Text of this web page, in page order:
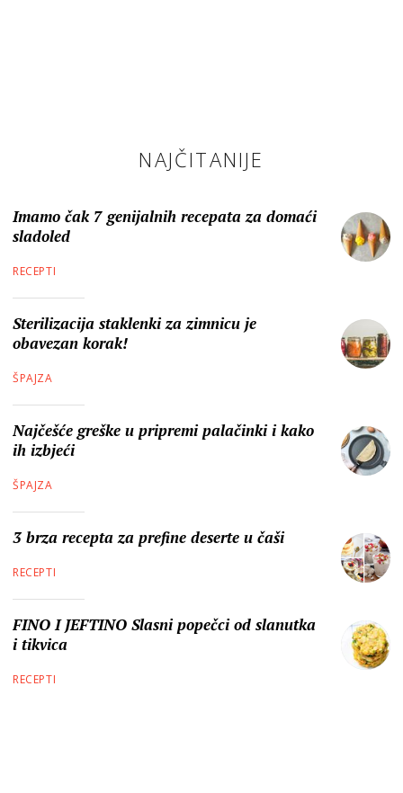
NAJČITANIJE
Imamo čak 7 genijalnih recepata za domaći
sladoled
RECEPTI
Sterilizacija staklenki za zimnicu je
obavezan korak!
ŠPAJZA
Najčešće greške u pripremi palačinki i kako
ih izbjeći
ŠPAJZA
3 brza recepta za prefine deserte u čaši
RECEPTI
FINO I JEFTINO Slasni popečci od slanutka
i tikvica
RECEPTI